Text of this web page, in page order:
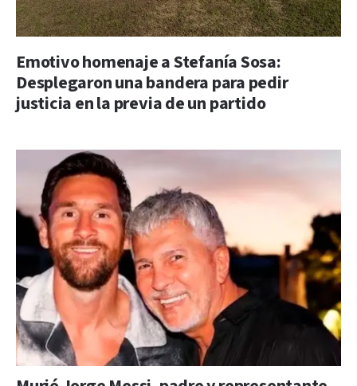
Emotivo homenaje a Stefanía Sosa:
Desplegaron una bandera para pedir
justicia en la previa de un partido